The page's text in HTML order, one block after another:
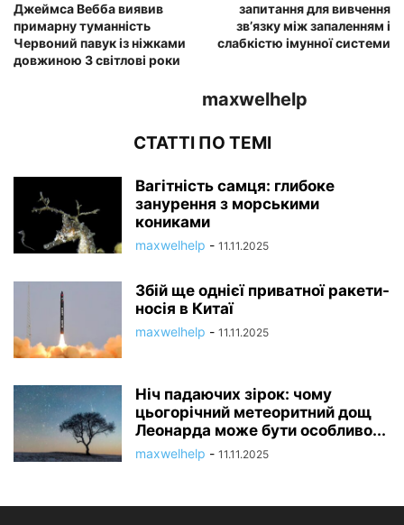
Джеймса Вебба виявив
примарну туманність
Червоний павук із ніжками
довжиною 3 світлові роки
запитання для вивчення
зв’язку між запаленням і
слабкістю імунної системи
maxwelhelp
СТАТТІ ПО ТЕМІ
Вагітність самця: глибоке
занурення з морськими
кониками
maxwelhelp - 11.11.2025
Збій ще однієї приватної ракети-
носія в Китаї
maxwelhelp - 11.11.2025
Ніч падаючих зірок: чому
цьогорічний метеоритний дощ
Леонарда може бути особливо...
maxwelhelp - 11.11.2025